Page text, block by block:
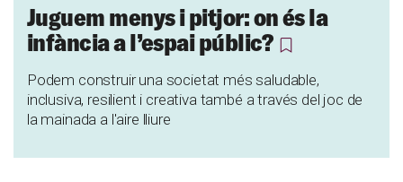
Juguem menys i pitjor: on és la
infància a l’espai públic?
Podem construir una societat més saludable,
inclusiva, resilient i creativa també a través del joc de
la mainada a l'aire lliure